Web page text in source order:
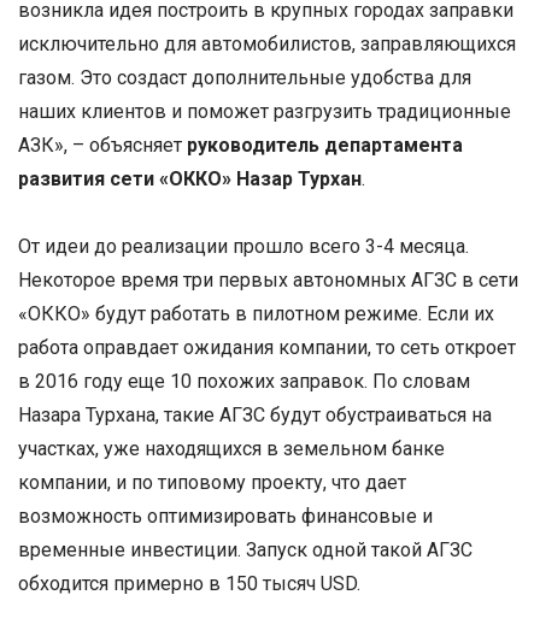
возникла идея построить в крупных городах заправки
исключительно для автомобилистов, заправляющихся
газом. Это создаст дополнительные удобства для
наших клиентов и поможет разгрузить традиционные
АЗК», – объясняет руководитель департамента
развития сети «ОККО» Назар Турхан.
От идеи до реализации прошло всего 3-4 месяца.
Некоторое время три первых автономных АГЗС в сети
«ОККО» будут работать в пилотном режиме. Если их
работа оправдает ожидания компании, то сеть откроет
в 2016 году еще 10 похожих заправок. По словам
Назара Турхана, такие АГЗС будут обустраиваться на
участках, уже находящихся в земельном банке
компании, и по типовому проекту, что дает
возможность оптимизировать финансовые и
временные инвестиции. Запуск одной такой АГЗС
обходится примерно в 150 тысяч USD.